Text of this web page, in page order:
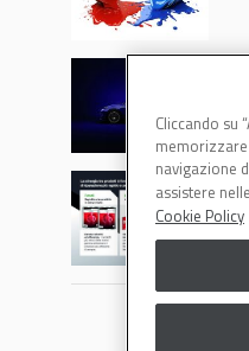
Cliccando su
navigazione
assistere
Cookie Policy